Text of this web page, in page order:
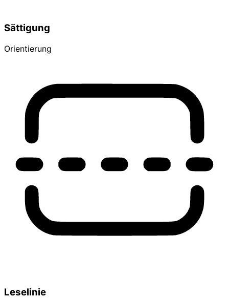
Sättigung
Orientierung
Leselinie